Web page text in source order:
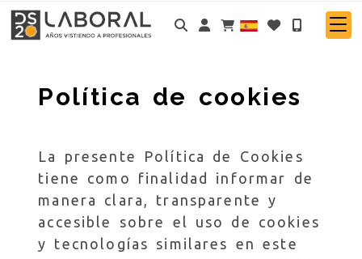
Identifícate
Política de cookies
La presente Política de Cookies
tiene como finalidad informar de
manera clara, transparente y
accesible sobre el uso de cookies
y tecnologías similares en este